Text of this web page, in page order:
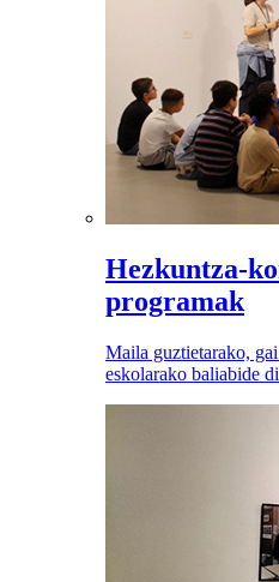
Hezkuntza-
programak
Maila guztietarako,
eskolarako baliabide